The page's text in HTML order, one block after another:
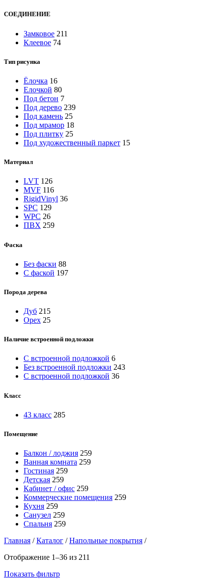
СОЕДИНЕНИЕ
Замковое 211
Клеевое 74
Тип рисунка
Ёлочка 16
Елочкой 80
Под бетон 7
Под дерево 239
Под камень 25
Под мрамор 18
Под плитку 25
Под художественный паркет 15
Материал
LVT 126
MVF 116
RigidVinyl 36
SPC 129
WPC 26
ПВХ 259
Фаска
Без фаски 88
С фаской 197
Порода дерева
Дуб 215
Орех 25
Наличие встроенной подложки
C встроенной подложкой 6
Без встроенной подложки 243
С встроенной подложкой 36
Класс
43 класс 285
Помещение
Балкон / лоджия 259
Ванная комната 259
Гостиная 259
Детская 259
Кабинет / офис 259
Коммерческие помещения 259
Кухня 259
Санузел 259
Спальня 259
Главная /Каталог /Напольные покрытия /
Отображение 1–36 из 211
Показать фильтр